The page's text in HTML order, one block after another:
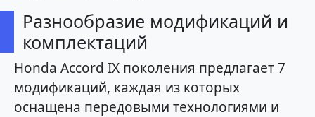
Разнообразие модификаций и
комплектаций
Honda Accord IX поколения предлагает 7
модификаций, каждая из которых
оснащена передовыми технологиями и